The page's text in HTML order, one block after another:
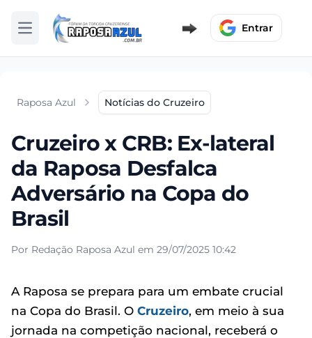
Abrir menu Entrar
Raposa Azul Notícias do Cruzeiro
Cruzeiro x CRB: Ex-lateral
da Raposa Desfalca
Adversário na Copa do
Brasil
Por Redação Raposa Azul em 29/07/2025 10:42
A Raposa se prepara para um embate crucial
na Copa do Brasil. O Cruzeiro, em meio à sua
jornada na competição nacional, receberá o